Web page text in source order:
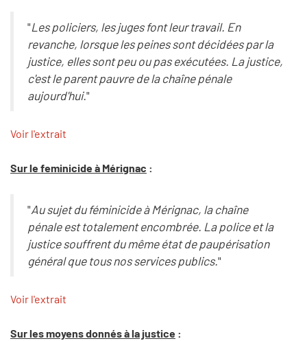
"Les policiers, les juges font leur travail. En
revanche, lorsque les peines sont décidées par la
justice, elles sont peu ou pas exécutées. La justice,
c'est le parent pauvre de la chaîne pénale
aujourd'hui."
Voir l'extrait
Sur le feminicide à Mérignac :
"Au sujet du féminicide à Mérignac, la chaîne
pénale est totalement encombrée. La police et la
justice souffrent du même état de paupérisation
général que tous nos services publics."
Voir l'extrait
Sur les moyens donnés à la justice :